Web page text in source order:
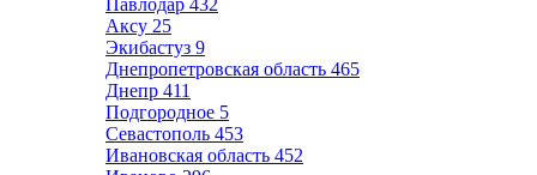
Павлодар 432
Аксу 25
Экибастуз 9
Днепропетровская область 465
Днепр 411
Подгородное 5
Севастополь 453
Ивановская область 452